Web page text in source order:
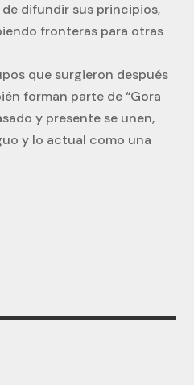
difundir sus principios,
fronteras para otras
que surgieron después
forman parte de “Gora
y presente se unen,
y lo actual como una